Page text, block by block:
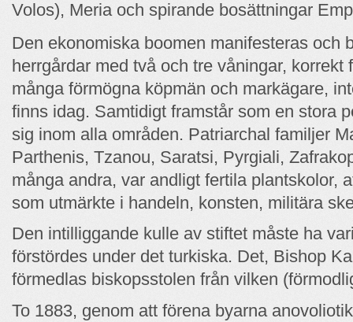
Volos), Meria och spirande bosättningar
Den ekonomiska boomen manifesteras och
herrgårdar med två och tre våningar, korrekt
många förmögna köpmän och markägare,
finns idag. Samtidigt framstår som en stora
sig inom alla områden. Patriarchal familjer
Parthenis, Tzanou, Saratsi, Pyrgiali,
många andra, var andligt fertila plantskolor,
som utmärkte i handeln, konsten, militära
Den intilliggande kulle av stiftet måste ha
förstördes under det turkiska. Det, Bishop
förmedlas biskopsstolen från vilken
Το 1883, genom att förena byarna